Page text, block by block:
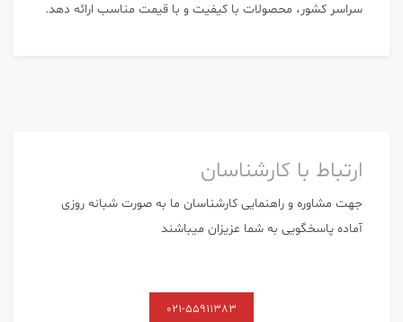
سراسر کشور، محصولات با کیفیت و با قیمت مناسب ارائه دهد.
ارتباط با کارشناسان
جهت مشاوره و راهنمایی کارشناسان ما به صورت شبانه روزی
آماده پاسخگویی به شما عزیزان میباشند
021-55911383